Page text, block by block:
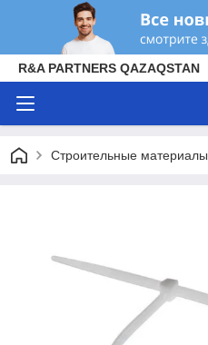
R&A PARTNERS QAZAQSTAN
Строительные материалы